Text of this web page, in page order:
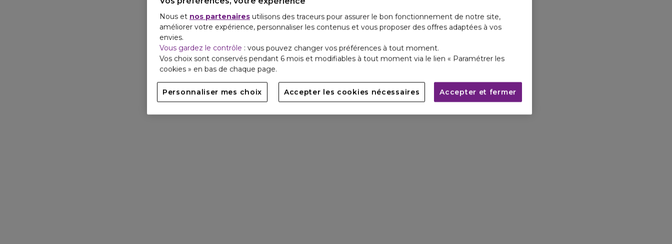
Nous et nos partenaires utilisons des traceurs pour assurer le bon fonctionnement de notre site,
améliorer votre expérience, personnaliser les contenus et vous proposer des offres adaptées à vos
envies.
Vous gardez le contrôle : vous pouvez changer vos préférences à tout moment.
Vos choix sont conservés pendant 6 mois et modifiables à tout moment via le lien « Paramétrer les
cookies » en bas de chaque page.
Personnaliser mes choix Accepter les cookies nécessaires Accepter et fermer